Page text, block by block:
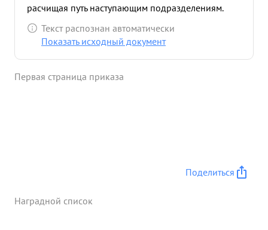
расчищая путь наступающим подразделениям.
Достоин правительственной награды-ордена №
...»
Текст распознан автоматически
Показать исходный документ
Первая страница приказа
Поделиться
Наградной список